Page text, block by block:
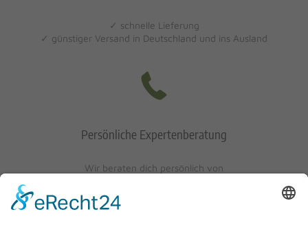
✓ schnelle Lieferung
✓ günstiger Versand in Deutschland und ins Ausland
Persönliche Expertenberatung
Wir beraten dich persönlich von
0621/405401-10